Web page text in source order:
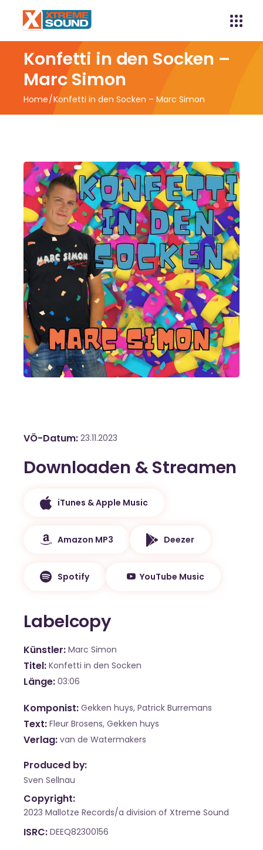
Konfetti in den Socken –
Marc Simon
Home Konfetti in den Socken – Marc Simon
VÖ-Datum 23.11.2023
Downloaden & Streamen
iTunes & Apple Music
Amazon MP3 Deezer
Spotify YouTube Music
Labelcopy
Künstler Marc Simon
Titel Konfetti in den Socken
Länge 03:06
Komponist Gekken huys, Patrick Burremans
Text Fleur Brosens, Gekken huys
Verlag van de Watermakers
Produced by:
Sven Sellnau
Copyright:
2023 Mallotze Records/a division of Xtreme Sound
ISRC DEEQ82300156